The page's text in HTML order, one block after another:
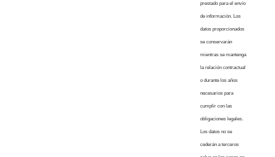
prestado para el envío
de información. Los
datos proporcionados
se conservarán
mientras se mantenga
la relación contractual
o durante los años
necesarios para
cumplir con las
obligaciones legales.
Los datos no se
cederán a terceros